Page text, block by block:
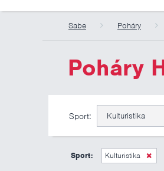
Sabe Poháry
Poháry
Sport: Kulturistika
Sport: Kulturistika